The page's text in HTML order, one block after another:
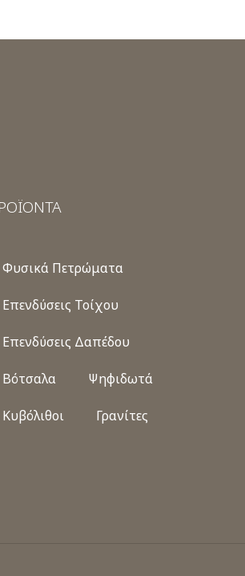
Φυσικά Πετρώματα
Επενδύσεις Τοίχου
Επενδύσεις Δαπέδου
Βότσαλα Ψηφιδωτά
Κυβόλιθοι Γρανίτες